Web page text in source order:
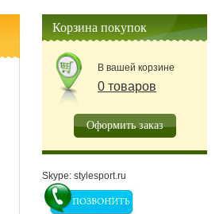
Корзина покупок
В вашей корзине
0 товаров
Оформить заказ
Skype: stylesport.ru